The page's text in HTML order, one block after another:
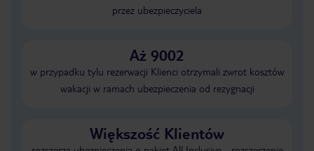
przez ubezpieczyciela
Aż 9002
w przypadku tylu rezerwacji Klienci otrzymali zwrot kosztów
wakacji w ramach ubezpieczenia od rezygnacji
Większość Klientów